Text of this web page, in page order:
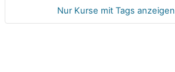
Nur Kurse mit Tags anzeigen